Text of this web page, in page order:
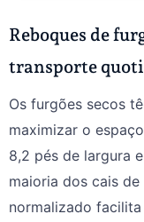
Reboques de
transporte
Os furgões secos
maximizar o
8,2 pés de largura
maioria dos cais de
normalizado